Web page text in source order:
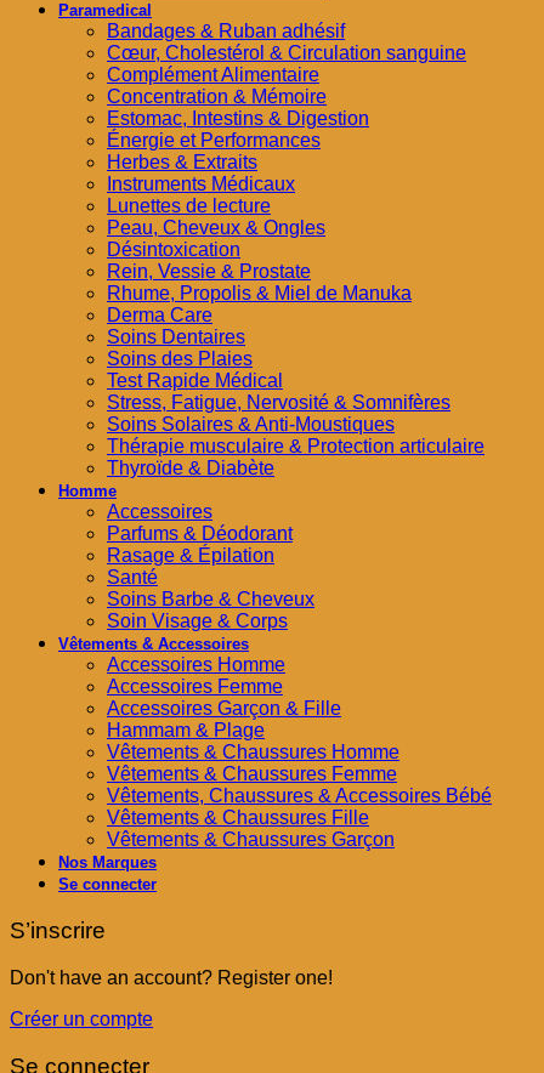
Paramedical
Bandages & Ruban adhésif
Cœur, Cholestérol & Circulation sanguine
Complément Alimentaire
Concentration & Mémoire
Estomac, Intestins & Digestion
Énergie et Performances
Herbes & Extraits
Instruments Médicaux
Lunettes de lecture
Peau, Cheveux & Ongles
Désintoxication
Rein, Vessie & Prostate
Rhume, Propolis & Miel de Manuka
Derma Care
Soins Dentaires
Soins des Plaies
Test Rapide Médical
Stress, Fatigue, Nervosité & Somnifères
Soins Solaires & Anti-Moustiques
Thérapie musculaire & Protection articulaire
Thyroïde & Diabète
Homme
Accessoires
Parfums & Déodorant
Rasage & Épilation
Santé
Soins Barbe & Cheveux
Soin Visage & Corps
Vêtements & Accessoires
Accessoires Homme
Accessoires Femme
Accessoires Garçon & Fille
Hammam & Plage
Vêtements & Chaussures Homme
Vêtements & Chaussures Femme
Vêtements, Chaussures & Accessoires Bébé
Vêtements & Chaussures Fille
Vêtements & Chaussures Garçon
Nos Marques
Se connecter
S’inscrire
Don't have an account? Register one!
Créer un compte
Se connecter